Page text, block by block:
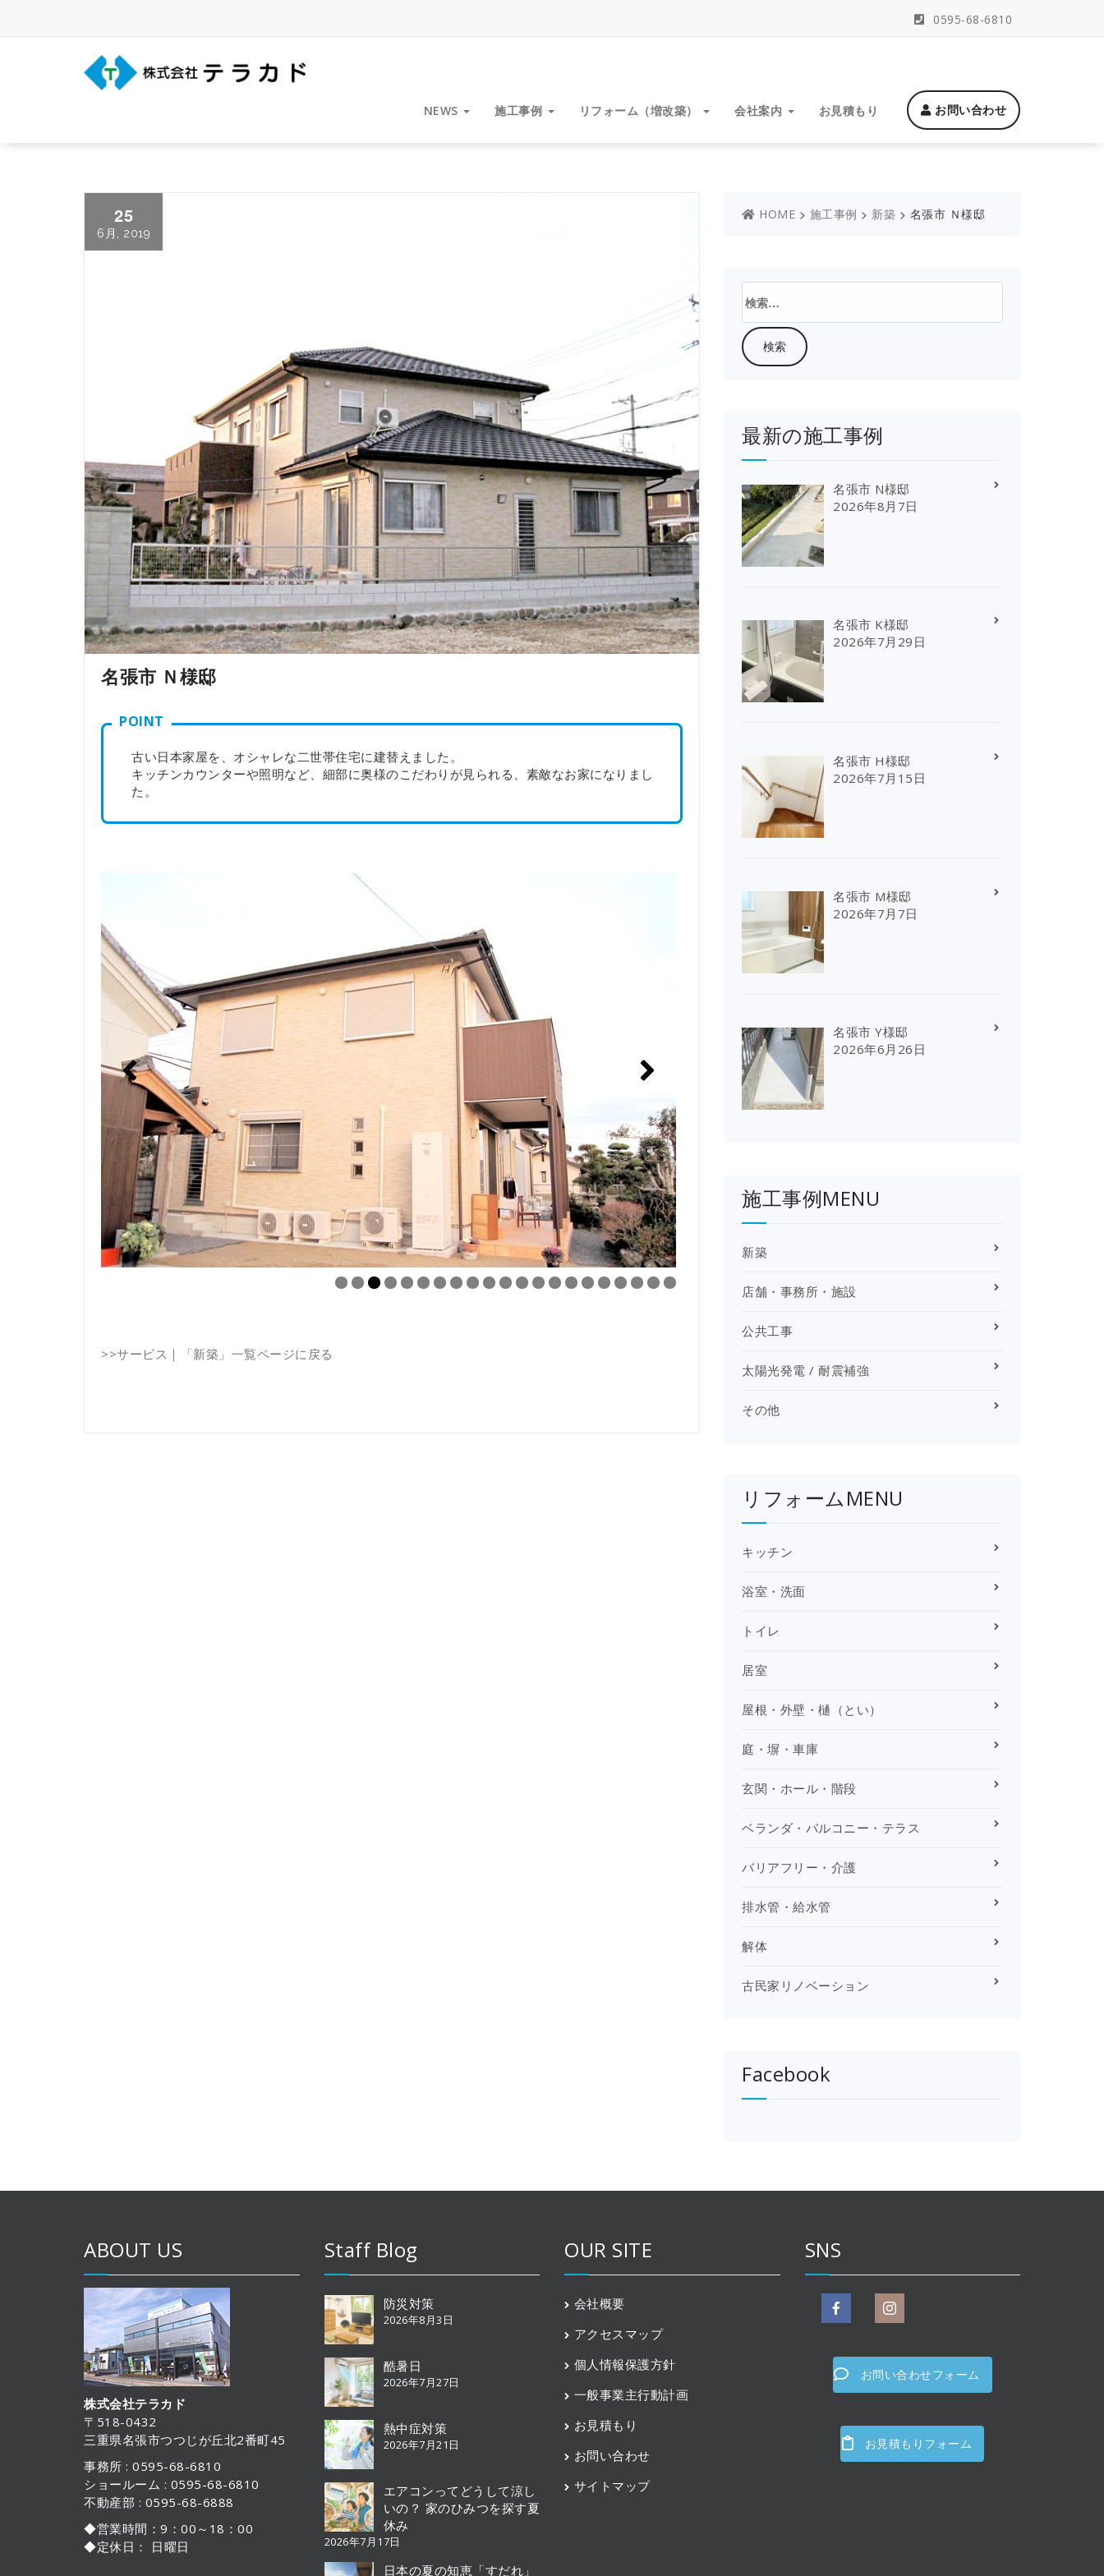
content
0595-68-6810
三重県名張市の建築事務所
NEWS 施工事例 リフォーム（増改築） 会社案内 お見積もり お問い合わせ
25
6月, 2019
名張市 Ｎ様邸
POINT
古い日本家屋を、オシャレな二世帯住宅に建替えました。
キッチンカウンターや照明など、細部に奥様のこだわりが見られる、素敵なお家になりまし
た。
>>サービス｜「新築」一覧ページに戻る
HOME > 施工事例 > 新築 > 名張市 Ｎ様邸
索:
最新の施工事例
名張市 N様邸
2026年8月7日
名張市 K様邸
2026年7月29日
名張市 H様邸
2026年7月15日
名張市 M様邸
2026年7月7日
名張市 Y様邸
2026年6月26日
施工事例MENU
新築
店舗・事務所・施設
公共工事
太陽光発電 / 耐震補強
その他
リフォームMENU
キッチン
浴室・洗面
トイレ
居室
屋根・外壁・樋（とい）
庭・塀・車庫
玄関・ホール・階段
ベランダ・バルコニー・テラス
バリアフリー・介護
排水管・給水管
解体
古民家リノベーション
Facebook
ABOUT US
株式会社テラカド
〒518-0432
三重県名張市つつじが丘北2番町45
事務所 : 0595-68-6810
ショールーム : 0595-68-6810
不動産部 : 0595-68-6888
◆営業時間：9：00～18：00
◆定休日： 日曜日
Staff Blog
防災対策
2026年8月3日
酷暑日
2026年7月27日
熱中症対策
2026年7月21日
エアコンってどうして涼し
いの？ 家のひみつを探す夏
休み
2026年7月17日
日本の夏の知恵「すだれ」
OUR SITE
会社概要
アクセスマップ
個人情報保護方針
一般事業主行動計画
お見積もり
お問い合わせ
サイトマップ
SNS
お問い合わせフォーム
お見積もりフォーム